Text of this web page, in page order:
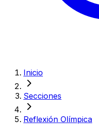
Inicio
Secciones
Reflexión Olímpica